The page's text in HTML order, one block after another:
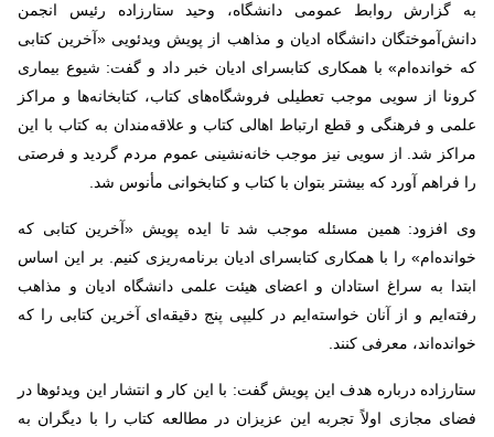
به گزارش روابط عمومی دانشگاه، وحید ستارزاده رئیس انجمن
دانش‌آموختگان دانشگاه ادیان و مذاهب از پویش ویدئویی «آخرین کتابی
که خوانده‌ام» با همکاری کتابسرای ادیان خبر داد و گفت: شیوع بیماری
کرونا از سویی موجب تعطیلی فروشگاه‌های کتاب، کتابخانه‌ها و مراکز
علمی و فرهنگی و قطع ارتباط اهالی کتاب و علاقه‌مندان به کتاب با این
مراکز شد. از سویی نیز موجب خانه‌نشینی عموم مردم گردید و فرصتی
را فراهم آورد که بیشتر بتوان با کتاب و کتابخوانی مأنوس شد.
وی افزود: همین مسئله موجب شد تا ایده پویش «آخرین کتابی که
خوانده‌ام» را با همکاری کتابسرای ادیان برنامه‌ریزی کنیم. بر این اساس
ابتدا به سراغ استادان و اعضای هیئت علمی دانشگاه ادیان و مذاهب
رفته‌ایم و از آنان خواسته‌ایم در کلیپی پنج دقیقه‌ای آخرین کتابی را که
خوانده‌اند، معرفی کنند.
ستارزاده درباره هدف این پویش گفت: با این کار و انتشار این ویدئوها در
فضای مجازی اولاً تجربه این عزیزان در مطالعه کتاب را با دیگران به